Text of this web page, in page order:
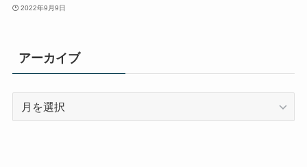
2022年9月9日
アーカイブ